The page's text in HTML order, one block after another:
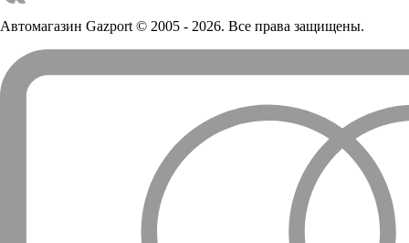
Автомагазин Gazport© 2005 - 2026. Все права защищены.